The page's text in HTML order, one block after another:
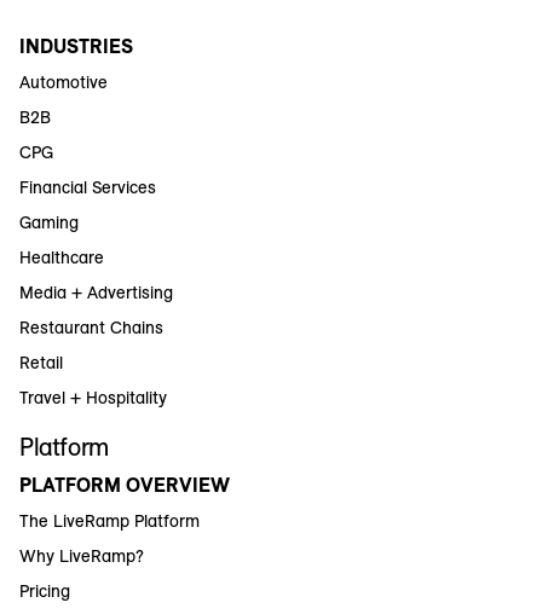
INDUSTRIES
Automotive
B2B
CPG
Financial Services
Gaming
Healthcare
Media + Advertising
Restaurant Chains
Retail
Travel + Hospitality
Platform
PLATFORM OVERVIEW
The LiveRamp Platform
Why LiveRamp?
Pricing